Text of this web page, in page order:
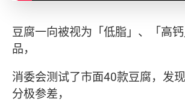
豆腐一向被视为「低脂」、「高
品，
消委会测试了市面40款豆腐，发
分极参差，